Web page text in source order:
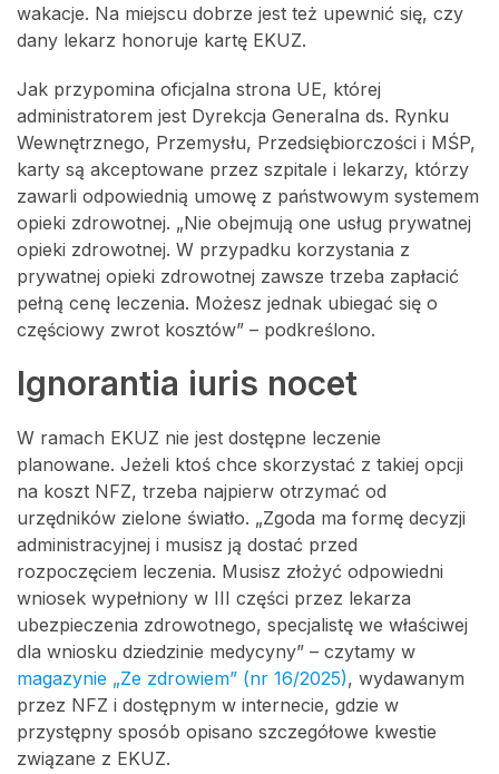
wakacje. Na miejscu dobrze jest też upewnić się, czy
dany lekarz honoruje kartę EKUZ.
Jak przypomina oficjalna strona UE, której
administratorem jest Dyrekcja Generalna ds. Rynku
Wewnętrznego, Przemysłu, Przedsiębiorczości i MŚP,
karty są akceptowane przez szpitale i lekarzy, którzy
zawarli odpowiednią umowę z państwowym systemem
opieki zdrowotnej. „Nie obejmują one usług prywatnej
opieki zdrowotnej. W przypadku korzystania z
prywatnej opieki zdrowotnej zawsze trzeba zapłacić
pełną cenę leczenia. Możesz jednak ubiegać się o
częściowy zwrot kosztów” – podkreślono.
Ignorantia iuris nocet
W ramach EKUZ nie jest dostępne leczenie
planowane. Jeżeli ktoś chce skorzystać z takiej opcji
na koszt NFZ, trzeba najpierw otrzymać od
urzędników zielone światło. „Zgoda ma formę decyzji
administracyjnej i musisz ją dostać przed
rozpoczęciem leczenia. Musisz złożyć odpowiedni
wniosek wypełniony w III części przez lekarza
ubezpieczenia zdrowotnego, specjalistę we właściwej
dla wniosku dziedzinie medycyny” – czytamy w
magazynie „Ze zdrowiem” (nr 16/2025), wydawanym
przez NFZ i dostępnym w internecie, gdzie w
przystępny sposób opisano szczegółowe kwestie
związane z EKUZ.